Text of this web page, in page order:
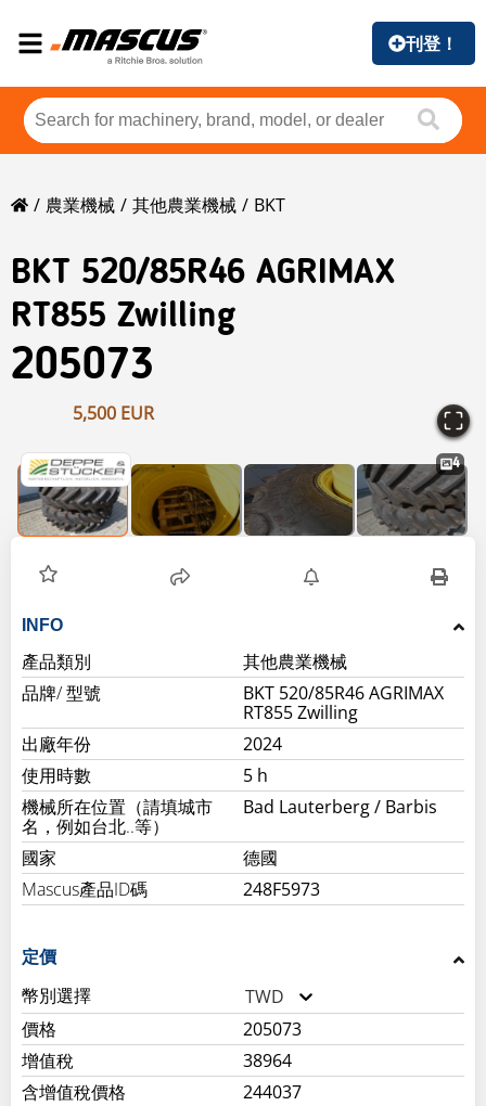
刊登！
農業機械 其他農業機械 BKT
BKT 520/85R46 AGRIMAX
RT855 Zwilling
205073
5,500 EUR
4
INFO
產品類別
其他農業機械
品牌/ 型號
BKT 520/85R46 AGRIMAX
RT855 Zwilling
出廠年份
2024
使用時數
5 h
機械所在位置（請填城市
名，例如台北..等）
Bad Lauterberg / Barbis
國家
德國
Mascus產品ID碼
248F5973
定價
幣別選擇
TWD
價格
205073
增值稅
38964
含增值稅價格
244037